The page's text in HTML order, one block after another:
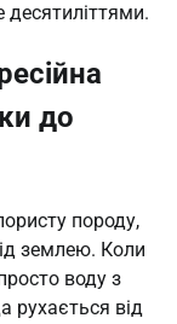
десятиліттями.
до
породу,
землею. Коли
воду з
рухається від